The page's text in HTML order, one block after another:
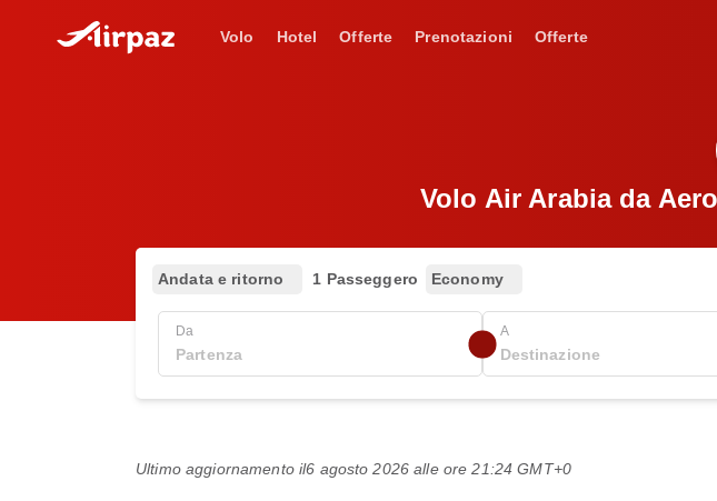
Volo Hotel Offerte Prenotazioni Offerte
Volo Air Arabia da
Andata e ritorno 1 Passeggero Economy
Da A
Ultimo aggiornamento il6 agosto 2026 alle ore 21:24 GMT+0